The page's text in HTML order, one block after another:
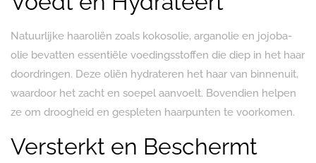
Natuurlijke haaroliën zoals kokosolie, arganolie en jojoba-
olie bevatten essentiële voedingsstoffen die diep in het haar
doordringen. Deze oliën hydrateren het haar van binnenuit,
waardoor het zacht en soepel aanvoelt. Bovendien helpen
ze om droogheid en gespleten haarpunten te voorkomen.
Versterkt en Beschermt